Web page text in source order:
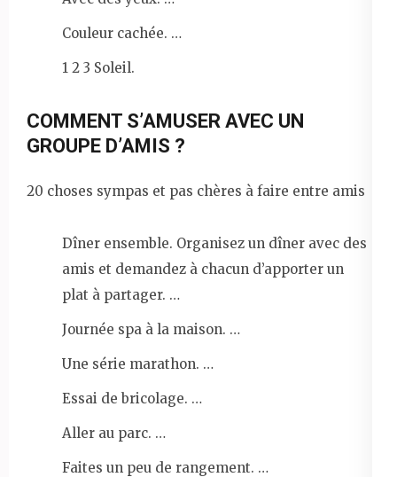
Couleur cachée. …
1 2 3 Soleil.
COMMENT S’AMUSER AVEC UN
GROUPE D’AMIS ?
20 choses sympas et pas chères à faire entre amis
Dîner ensemble. Organisez un dîner avec des
amis et demandez à chacun d’apporter un
plat à partager. …
Journée spa à la maison. …
Une série marathon. …
Essai de bricolage. …
Aller au parc. …
Faites un peu de rangement. …